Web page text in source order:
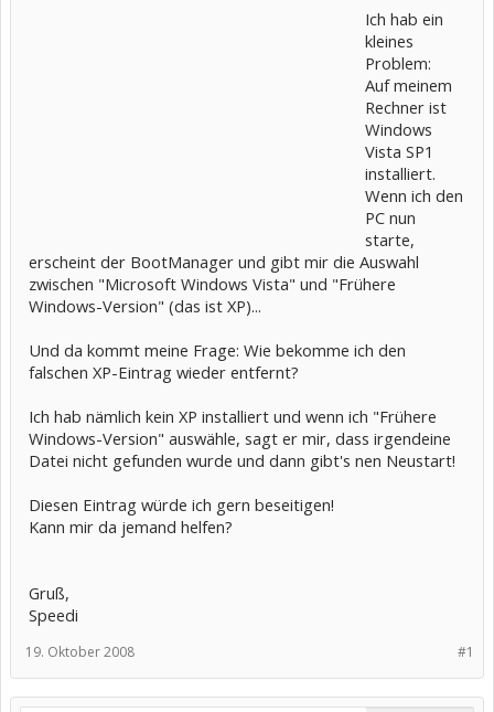
Ich hab ein
kleines
Problem:
Auf meinem
Rechner ist
Windows
Vista SP1
installiert.
Wenn ich den
PC nun
starte,
erscheint der BootManager und gibt mir die Auswahl
zwischen "Microsoft Windows Vista" und "Frühere
Windows-Version" (das ist XP)...
Und da kommt meine Frage: Wie bekomme ich den
falschen XP-Eintrag wieder entfernt?
Ich hab nämlich kein XP installiert und wenn ich "Frühere
Windows-Version" auswähle, sagt er mir, dass irgendeine
Datei nicht gefunden wurde und dann gibt's nen Neustart!
Diesen Eintrag würde ich gern beseitigen!
Kann mir da jemand helfen?
Gruß,
Speedi
#1
19. Oktober 2008